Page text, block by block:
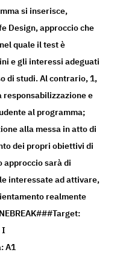
si inserisce,
Design, approccio che
quale il test è
e gli interessi adeguati
di studi. Al contrario, 1,
responsabilizzazione e
al programma;
alla messa in atto di
dei propri obiettivi di
approccio sarà di
interessate ad attivare,
realmente
I
A1